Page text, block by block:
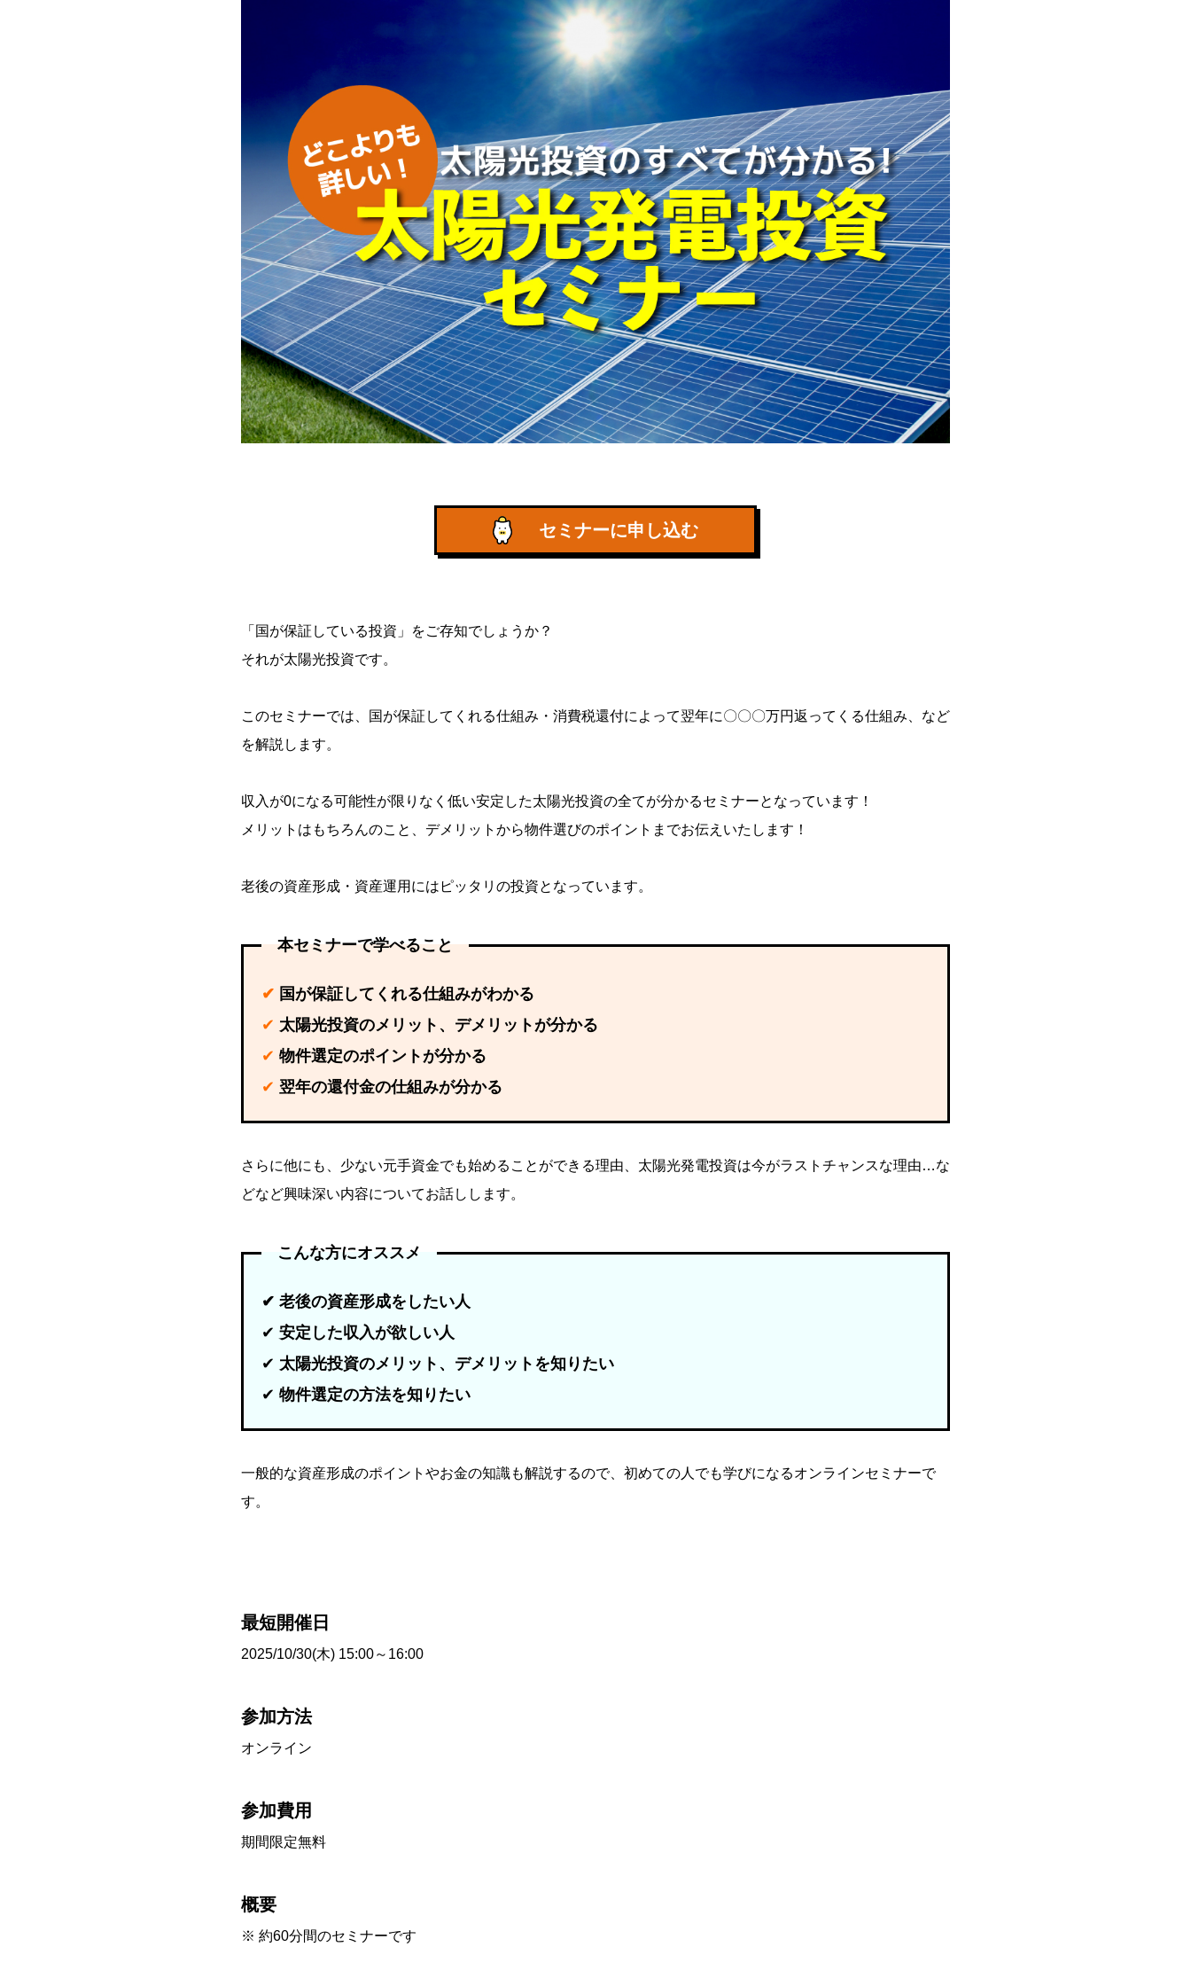
セミナーに申し込む
「国が保証している投資」をご存知でしょうか？
それが太陽光投資です。
このセミナーでは、国が保証してくれる仕組み・消費税還付によって翌年に〇〇〇万円返ってくる仕組み、など
を解説します。
収入が0になる可能性が限りなく低い安定した太陽光投資の全てが分かるセミナーとなっています！
メリットはもちろんのこと、デメリットから物件選びのポイントまでお伝えいたします！
老後の資産形成・資産運用にはピッタリの投資となっています。
本セミナーで学べること
✔ 国が保証してくれる仕組みがわかる
✔ 太陽光投資のメリット、デメリットが分かる
✔ 物件選定のポイントが分かる
✔ 翌年の還付金の仕組みが分かる
さらに他にも、少ない元手資金でも始めることができる理由、太陽光発電投資は今がラストチャンスな理由…な
どなど興味深い内容についてお話しします。
こんな方にオススメ
✔ 老後の資産形成をしたい人
✔ 安定した収入が欲しい人
✔ 太陽光投資のメリット、デメリットを知りたい
✔ 物件選定の方法を知りたい
一般的な資産形成のポイントやお金の知識も解説するので、初めての人でも学びになるオンラインセミナーで
す。
最短開催日
2025/10/30(木) 15:00～16:00
参加方法
オンライン
参加費用
期間限定無料
概要
※ 約60分間のセミナーです